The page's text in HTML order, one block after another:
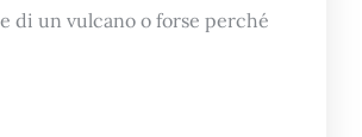
di un vulcano o forse perché